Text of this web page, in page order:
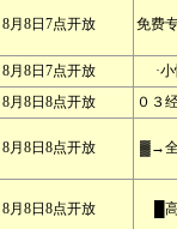
8月8日7点开放 免费
8月8日7点开放
·
8月8日8点开放 ０３
8月8日8点开放 ▓→
8月8日8点开放 █